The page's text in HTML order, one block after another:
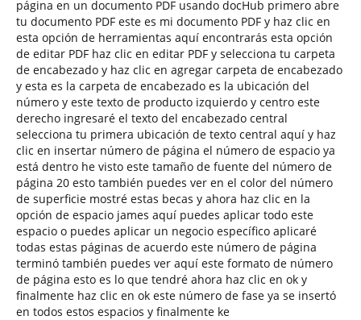
página en un documento PDF usando docHub primero abre
tu documento PDF este es mi documento PDF y haz clic en
esta opción de herramientas aquí encontrarás esta opción
de editar PDF haz clic en editar PDF y selecciona tu carpeta
de encabezado y haz clic en agregar carpeta de encabezado
y esta es la carpeta de encabezado es la ubicación del
número y este texto de producto izquierdo y centro este
derecho ingresaré el texto del encabezado central
selecciona tu primera ubicación de texto central aquí y haz
clic en insertar número de página el número de espacio ya
está dentro he visto este tamaño de fuente del número de
página 20 esto también puedes ver en el color del número
de superficie mostré estas becas y ahora haz clic en la
opción de espacio james aquí puedes aplicar todo este
espacio o puedes aplicar un negocio específico aplicaré
todas estas páginas de acuerdo este número de página
terminó también puedes ver aquí este formato de número
de página esto es lo que tendré ahora haz clic en ok y
finalmente haz clic en ok este número de fase ya se insertó
en todos estos espacios y finalmente ke